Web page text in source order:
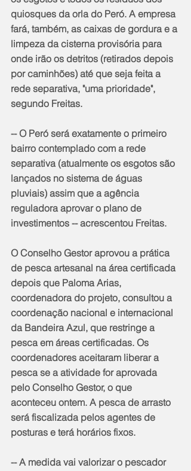
quiosques da orla do Peró. A empresa
fará, também, as caixas de gordura e a
limpeza da cisterna provisória para
onde irão os detritos (retirados depois
por caminhões) até que seja feita a
rede separativa, "uma prioridade",
segundo Freitas.
-- O Peró será exatamente o primeiro
bairro contemplado com a rede
separativa (atualmente os esgotos são
lançados no sistema de águas
pluviais) assim que a agência
reguladora aprovar o plano de
investimentos -- acrescentou Freitas.
O Conselho Gestor aprovou a prática
de pesca artesanal na área certificada
depois que Paloma Arias,
coordenadora do projeto, consultou a
coordenação nacional e internacional
da Bandeira Azul, que restringe a
pesca em áreas certificadas. Os
coordenadores aceitaram liberar a
pesca se a atividade for aprovada
pelo Conselho Gestor, o que
aconteceu ontem. A pesca de arrasto
será fiscalizada pelos agentes de
posturas e terá horários fixos.
-- A medida vai valorizar o pescador